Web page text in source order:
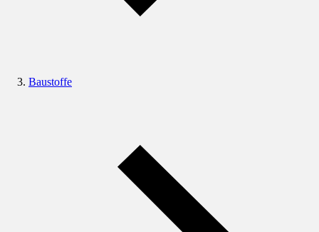
Baustoffe